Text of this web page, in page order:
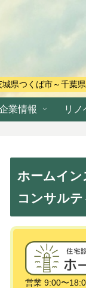
県つくば市～千葉県
業情報 リ
ホームイン
コンサル
営業 9:00〜